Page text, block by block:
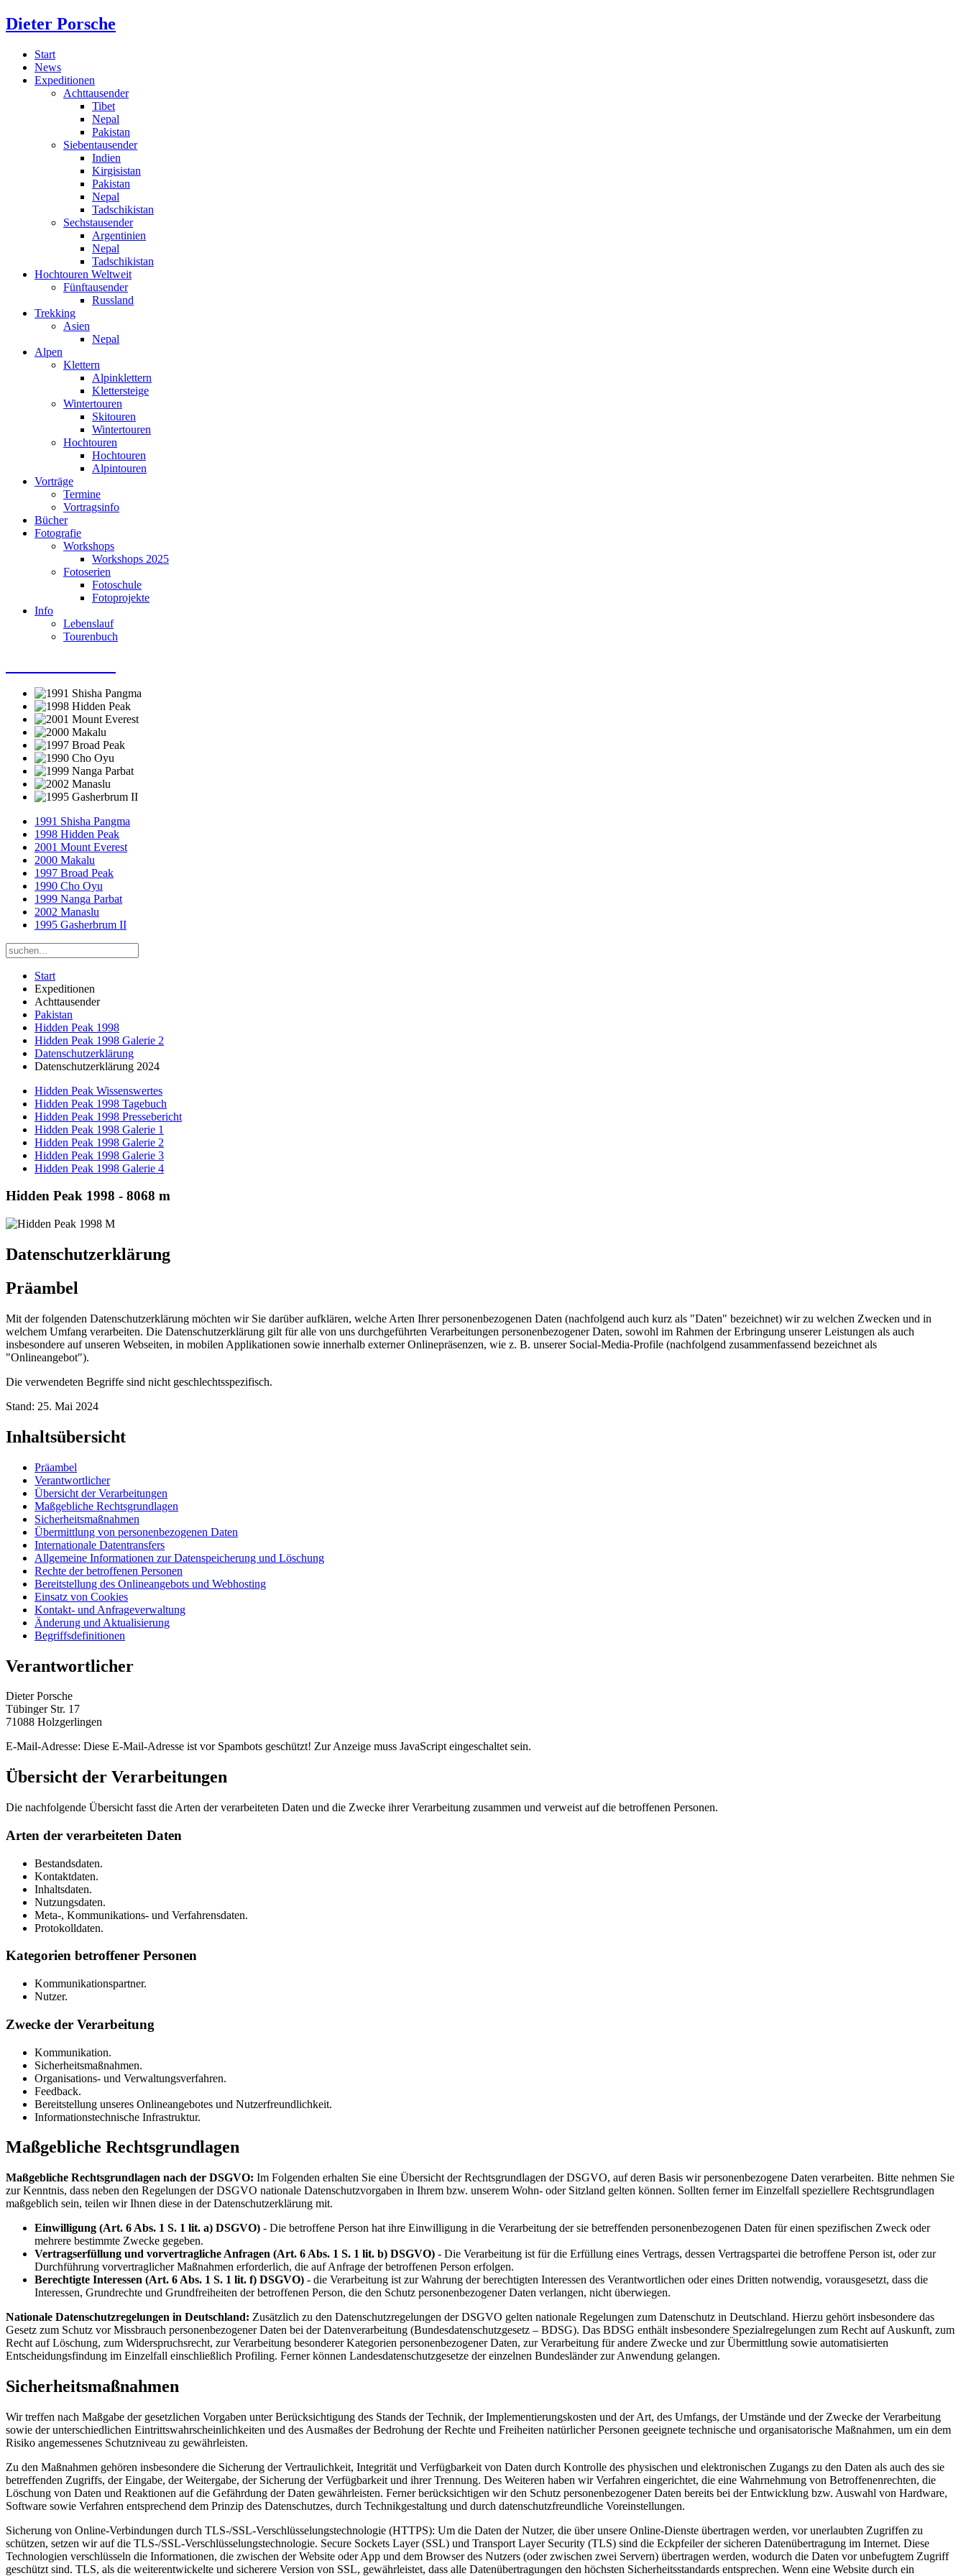
Dieter Porsche
Start
News
Expeditionen
Achttausender
Tibet
Nepal
Pakistan
Siebentausender
Indien
Kirgisistan
Pakistan
Nepal
Tadschikistan
Sechstausender
Argentinien
Nepal
Tadschikistan
Hochtouren Weltweit
Fünftausender
Russland
Trekking
Asien
Nepal
Alpen
Klettern
Alpinklettern
Klettersteige
Wintertouren
Skitouren
Wintertouren
Hochtouren
Hochtouren
Alpintouren
Vorträge
Termine
Vortragsinfo
Bücher
Fotografie
Workshops
Workshops 2025
Fotoserien
Fotoschule
Fotoprojekte
Info
Lebenslauf
Tourenbuch
1991 Shisha Pangma
1998 Hidden Peak
2001 Mount Everest
2000 Makalu
1997 Broad Peak
1990 Cho Oyu
1999 Nanga Parbat
2002 Manaslu
1995 Gasherbrum II
Start
Expeditionen
Achttausender
Pakistan
Hidden Peak 1998
Hidden Peak 1998 Galerie 2
Datenschutzerklärung
Datenschutzerklärung 2024
Hidden Peak Wissenswertes
Hidden Peak 1998 Tagebuch
Hidden Peak 1998 Pressebericht
Hidden Peak 1998 Galerie 1
Hidden Peak 1998 Galerie 2
Hidden Peak 1998 Galerie 3
Hidden Peak 1998 Galerie 4
Hidden Peak 1998 - 8068 m
Datenschutzerklärung
Präambel
Mit der folgenden Datenschutzerklärung möchten wir Sie darüber aufklären, welche Arten Ihrer personenbezogenen Daten (nachfolgend auch kurz als "Daten" bezeichnet) wir zu welchen Zwecken und in
welchem Umfang verarbeiten. Die Datenschutzerklärung gilt für alle von uns durchgeführten Verarbeitungen personenbezogener Daten, sowohl im Rahmen der Erbringung unserer Leistungen als auch
insbesondere auf unseren Webseiten, in mobilen Applikationen sowie innerhalb externer Onlinepräsenzen, wie z. B. unserer Social-Media-Profile (nachfolgend zusammenfassend bezeichnet als
"Onlineangebot").
Die verwendeten Begriffe sind nicht geschlechtsspezifisch.
Stand: 25. Mai 2024
Inhaltsübersicht
Präambel
Verantwortlicher
Übersicht der Verarbeitungen
Maßgebliche Rechtsgrundlagen
Sicherheitsmaßnahmen
Übermittlung von personenbezogenen Daten
Internationale Datentransfers
Allgemeine Informationen zur Datenspeicherung und Löschung
Rechte der betroffenen Personen
Bereitstellung des Onlineangebots und Webhosting
Einsatz von Cookies
Kontakt- und Anfrageverwaltung
Änderung und Aktualisierung
Begriffsdefinitionen
Verantwortlicher
Dieter Porsche
Tübinger Str. 17
71088 Holzgerlingen
E-Mail-Adresse: Diese E-Mail-Adresse ist vor Spambots geschützt! Zur Anzeige muss JavaScript eingeschaltet sein.
Übersicht der Verarbeitungen
Die nachfolgende Übersicht fasst die Arten der verarbeiteten Daten und die Zwecke ihrer Verarbeitung zusammen und verweist auf die betroffenen Personen.
Arten der verarbeiteten Daten
Bestandsdaten.
Kontaktdaten.
Inhaltsdaten.
Nutzungsdaten.
Meta-, Kommunikations- und Verfahrensdaten.
Protokolldaten.
Kategorien betroffener Personen
Kommunikationspartner.
Nutzer.
Zwecke der Verarbeitung
Kommunikation.
Sicherheitsmaßnahmen.
Organisations- und Verwaltungsverfahren.
Feedback.
Bereitstellung unseres Onlineangebotes und Nutzerfreundlichkeit.
Informationstechnische Infrastruktur.
Maßgebliche Rechtsgrundlagen
Maßgebliche Rechtsgrundlagen nach der DSGVO: Im Folgenden erhalten Sie eine Übersicht der Rechtsgrundlagen der DSGVO, auf deren Basis wir personenbezogene Daten verarbeiten. Bitte nehmen Sie
zur Kenntnis, dass neben den Regelungen der DSGVO nationale Datenschutzvorgaben in Ihrem bzw. unserem Wohn- oder Sitzland gelten können. Sollten ferner im Einzelfall speziellere Rechtsgrundlagen
maßgeblich sein, teilen wir Ihnen diese in der Datenschutzerklärung mit.
Einwilligung (Art. 6 Abs. 1 S. 1 lit. a) DSGVO) - Die betroffene Person hat ihre Einwilligung in die Verarbeitung der sie betreffenden personenbezogenen Daten für einen spezifischen Zweck oder
mehrere bestimmte Zwecke gegeben.
Vertragserfüllung und vorvertragliche Anfragen (Art. 6 Abs. 1 S. 1 lit. b) DSGVO) - Die Verarbeitung ist für die Erfüllung eines Vertrags, dessen Vertragspartei die betroffene Person ist, oder zur
Durchführung vorvertraglicher Maßnahmen erforderlich, die auf Anfrage der betroffenen Person erfolgen.
Berechtigte Interessen (Art. 6 Abs. 1 S. 1 lit. f) DSGVO) - die Verarbeitung ist zur Wahrung der berechtigten Interessen des Verantwortlichen oder eines Dritten notwendig, vorausgesetzt, dass die
Interessen, Grundrechte und Grundfreiheiten der betroffenen Person, die den Schutz personenbezogener Daten verlangen, nicht überwiegen.
Nationale Datenschutzregelungen in Deutschland: Zusätzlich zu den Datenschutzregelungen der DSGVO gelten nationale Regelungen zum Datenschutz in Deutschland. Hierzu gehört insbesondere das
Gesetz zum Schutz vor Missbrauch personenbezogener Daten bei der Datenverarbeitung (Bundesdatenschutzgesetz – BDSG). Das BDSG enthält insbesondere Spezialregelungen zum Recht auf Auskunft, zum
Recht auf Löschung, zum Widerspruchsrecht, zur Verarbeitung besonderer Kategorien personenbezogener Daten, zur Verarbeitung für andere Zwecke und zur Übermittlung sowie automatisierten
Entscheidungsfindung im Einzelfall einschließlich Profiling. Ferner können Landesdatenschutzgesetze der einzelnen Bundesländer zur Anwendung gelangen.
Sicherheitsmaßnahmen
Wir treffen nach Maßgabe der gesetzlichen Vorgaben unter Berücksichtigung des Stands der Technik, der Implementierungskosten und der Art, des Umfangs, der Umstände und der Zwecke der Verarbeitung
sowie der unterschiedlichen Eintrittswahrscheinlichkeiten und des Ausmaßes der Bedrohung der Rechte und Freiheiten natürlicher Personen geeignete technische und organisatorische Maßnahmen, um ein dem
Risiko angemessenes Schutzniveau zu gewährleisten.
Zu den Maßnahmen gehören insbesondere die Sicherung der Vertraulichkeit, Integrität und Verfügbarkeit von Daten durch Kontrolle des physischen und elektronischen Zugangs zu den Daten als auch des sie
betreffenden Zugriffs, der Eingabe, der Weitergabe, der Sicherung der Verfügbarkeit und ihrer Trennung. Des Weiteren haben wir Verfahren eingerichtet, die eine Wahrnehmung von Betroffenenrechten, die
Löschung von Daten und Reaktionen auf die Gefährdung der Daten gewährleisten. Ferner berücksichtigen wir den Schutz personenbezogener Daten bereits bei der Entwicklung bzw. Auswahl von Hardware,
Software sowie Verfahren entsprechend dem Prinzip des Datenschutzes, durch Technikgestaltung und durch datenschutzfreundliche Voreinstellungen.
Sicherung von Online-Verbindungen durch TLS-/SSL-Verschlüsselungstechnologie (HTTPS): Um die Daten der Nutzer, die über unsere Online-Dienste übertragen werden, vor unerlaubten Zugriffen zu
schützen, setzen wir auf die TLS-/SSL-Verschlüsselungstechnologie. Secure Sockets Layer (SSL) und Transport Layer Security (TLS) sind die Eckpfeiler der sicheren Datenübertragung im Internet. Diese
Technologien verschlüsseln die Informationen, die zwischen der Website oder App und dem Browser des Nutzers (oder zwischen zwei Servern) übertragen werden, wodurch die Daten vor unbefugtem Zugriff
geschützt sind. TLS, als die weiterentwickelte und sicherere Version von SSL, gewährleistet, dass alle Datenübertragungen den höchsten Sicherheitsstandards entsprechen. Wenn eine Website durch ein